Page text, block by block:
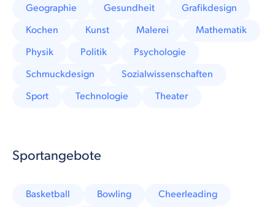
Geographie Gesundheit
Grafikdesign
Kochen
Kunst Malerei
Mathematik
Physik
Politik
Psychologie
Schmuckdesign
Sozialwissenschaften
Sport
Technologie Theater
Sportangebote
Basketball Bowling
Cheerleading